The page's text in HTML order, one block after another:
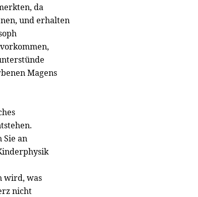
da
und erhalten
Magens
Sie an
wird, was
nicht